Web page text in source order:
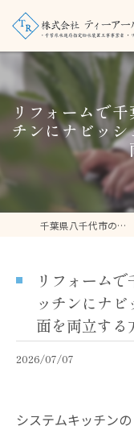
リフォームで
チンにナビッ
千葉県八千代市のリフォームなら株式会社ティーアールサービス
リフォーム
ッチンにナ
面を両立する
2026/07/07
システムキッチン